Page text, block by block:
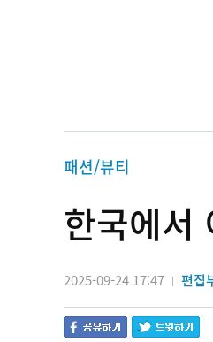
패션/뷰티
한국에서
2025-09-24 17:47 | 편집